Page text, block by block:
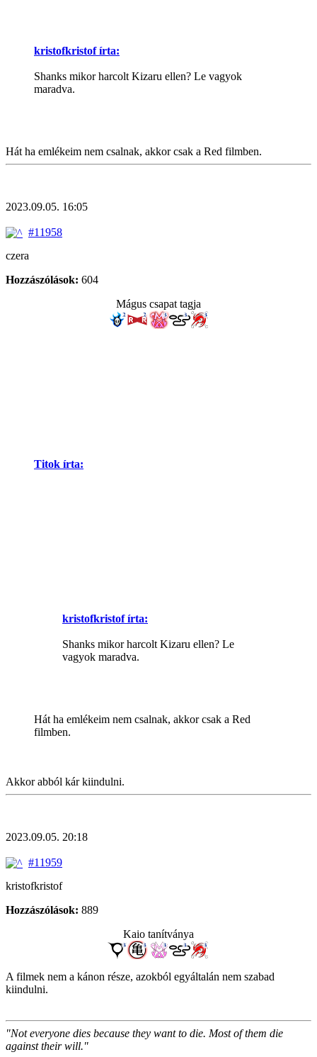
kristofkristof írta:
Shanks mikor harcolt Kizaru ellen? Le vagyok
maradva.
Hát ha emlékeim nem csalnak, akkor csak a Red filmben.
2023.09.05. 16:05
#11958
czera
Hozzászólások: 604
Mágus csapat tagja
Titok írta:
kristofkristof írta:
Shanks mikor harcolt Kizaru ellen? Le
vagyok maradva.
Hát ha emlékeim nem csalnak, akkor csak a Red
filmben.
Akkor abból kár kiindulni.
2023.09.05. 20:18
#11959
kristofkristof
Hozzászólások: 889
Kaio tanítványa
A filmek nem a kánon része, azokból egyáltalán nem szabad
kiindulni.
"Not everyone dies because they want to die. Most of them die
against their will."